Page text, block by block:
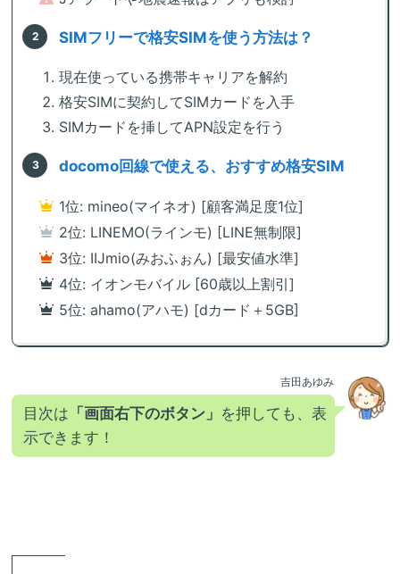
SIMフリーで格安SIMを使う方法は？
現在使っている携帯キャリアを解約
格安SIMに契約してSIMカードを入手
SIMカードを挿してAPN設定を行う
docomo回線で使える、おすすめ格安SIM
1位: mineo(マイネオ) [顧客満足度1位]
2位: LINEMO(ラインモ) [LINE無制限]
3位: IIJmio(みおふぉん) [最安値水準]
4位: イオンモバイル [60歳以上割引]
5位: ahamo(アハモ) [dカード＋5GB]
吉田あゆみ
目次は 「画面右下のボタン」 を押しても、表
示できます！